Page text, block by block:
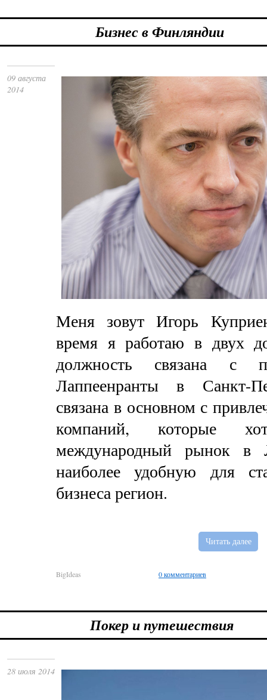
Бизнес в Финляндии
09 августа
2014
Меня зовут Игорь
время я работаю в двух
должность связана с
Лаппеенранты в Санкт-
связана в основном с
компаний, которые
международный рынок в
наиболее удобную для
бизнеса регион.
Читать далее
BigIdeas 0 комментариев
Покер и путешествия
28 июля 2014